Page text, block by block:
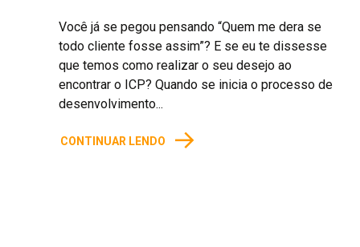
Você já se pegou pensando “Quem me dera se
todo cliente fosse assim”? E se eu te dissesse
que temos como realizar o seu desejo ao
encontrar o ICP? Quando se inicia o processo de
desenvolvimento...
CONTINUAR LENDO →